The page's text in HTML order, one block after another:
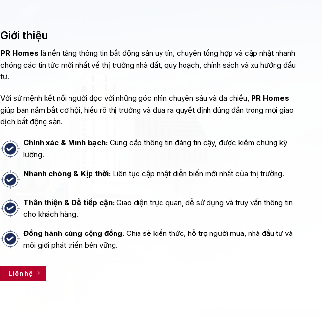
Giới thiệu
PR Homes là nền tảng thông tin bất động sản uy tín, chuyên tổng hợp và cập nhật nhanh
chóng các tin tức mới nhất về thị trường nhà đất, quy hoạch, chính sách và xu hướng đầu
tư.
Với sứ mệnh kết nối người đọc với những góc nhìn chuyên sâu và đa chiều, PR Homes
giúp bạn nắm bắt cơ hội, hiểu rõ thị trường và đưa ra quyết định đúng đắn trong mọi giao
dịch bất động sản.​
Chính xác & Minh bạch: Cung cấp thông tin đáng tin cậy, được kiểm chứng kỹ
lưỡng.
Nhanh chóng & Kịp thời: Liên tục cập nhật diễn biến mới nhất của thị trường.
Thân thiện & Dễ tiếp cận: Giao diện trực quan, dễ sử dụng và truy vấn thông tin
cho khách hàng.
Đồng hành cùng cộng đồng: Chia sẻ kiến thức, hỗ trợ người mua, nhà đầu tư và
môi giới phát triển bền vững.
Liên hệ